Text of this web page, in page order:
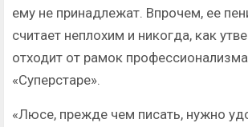
ему не принадлежат. Впрочем, ее
считает неплохим и никогда, как
отходит от рамок
«Суперстаре».
«Люсе, прежде чем писать, нужно